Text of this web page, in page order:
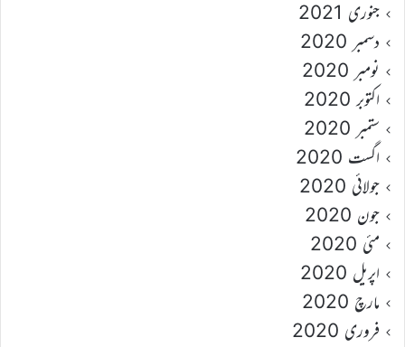
جنوری 2021
دسمبر 2020
نومبر 2020
اکتوبر 2020
ستمبر 2020
اگست 2020
جولائی 2020
جون 2020
مئی 2020
اپریل 2020
مارچ 2020
فروری 2020